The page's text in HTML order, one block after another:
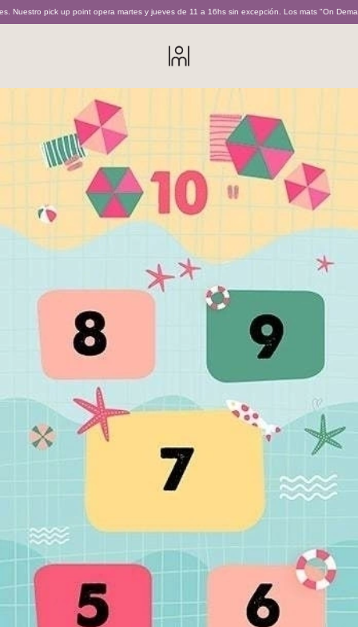
up point opera martes y jueves de 11 a 16hs sin excepción. Los mats "On Demand" son